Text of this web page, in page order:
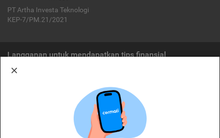
PT Artha Investa Teknologi
KEP-7/PM.21/2021
Langganan untuk mendapatkan tips finansial
Cermati merupakan penyelenggara agregasi jasa keuangan yang terdaftar di
OJK. Oleh karena itu, produk dan/atau layanan jasa keuangan yang
ditawarkan bukan merupakan produk dan/atau layanan jasa keuangan yang
diterbitkan oleh Cermati dan Cermati tidak bertanggung jawab atas tuntutan